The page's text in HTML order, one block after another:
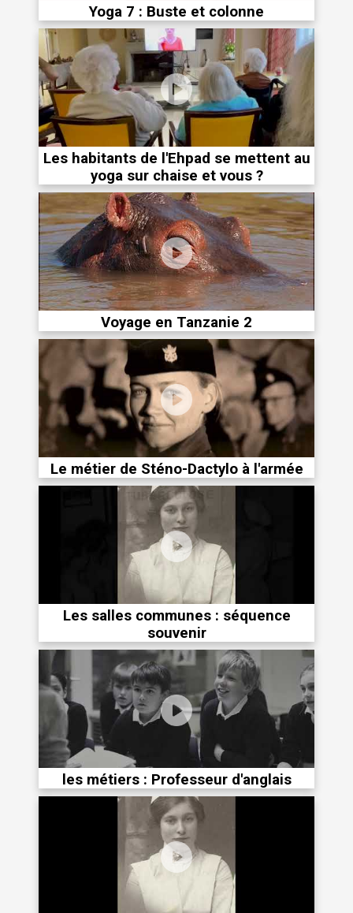
Yoga 7 : Buste et colonne
Les habitants de l'Ehpad se mettent au
yoga sur chaise et vous ?
Voyage en Tanzanie 2
Le métier de Sténo-Dactylo à l'armée
Les salles communes : séquence
souvenir
les métiers : Professeur d'anglais